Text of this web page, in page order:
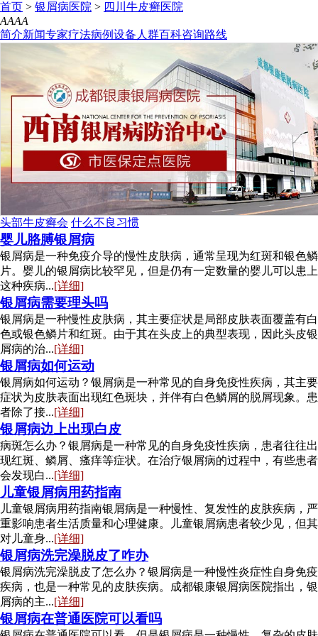
首页 > 银屑病医院 > 四川牛皮癣医院
AAAA
简介新闻专家疗法病例设备 人群百科咨询路线
头部牛皮癣会 什么不良习惯
婴儿胳膊银屑病
银屑病是一种免疫介导的慢性皮肤病，通常呈现为红斑和银色鳞
片。婴儿的银屑病比较罕见，但是仍有一定数量的婴儿可以患上
这种疾病...[详细]
银屑病需要理头吗
银屑病是一种慢性皮肤病，其主要症状是局部皮肤表面覆盖有白
色或银色鳞片和红斑。由于其在头皮上的典型表现，因此头皮银
屑病的治...[详细]
银屑病如何运动
银屑病如何运动？银屑病是一种常见的自身免疫性疾病，其主要
症状为皮肤表面出现红色斑块，并伴有白色鳞屑的脱屑现象。患
者除了接...[详细]
银屑病边上出现白皮
病斑怎么办？银屑病是一种常见的自身免疫性疾病，患者往往出
现红斑、鳞屑、瘙痒等症状。在治疗银屑病的过程中，有些患者
会发现白...[详细]
儿童银屑病用药指南
儿童银屑病用药指南银屑病是一种慢性、复发性的皮肤疾病，严
重影响患者生活质量和心理健康。儿童银屑病患者较少见，但其
对儿童身...[详细]
银屑病洗完澡脱皮了咋办
银屑病洗完澡脱皮了怎么办？银屑病是一种慢性炎症性自身免疫
疾病，也是一种常见的皮肤疾病。成都银康银屑病医院指出，银
屑病的主...[详细]
银屑病在普通医院可以看吗